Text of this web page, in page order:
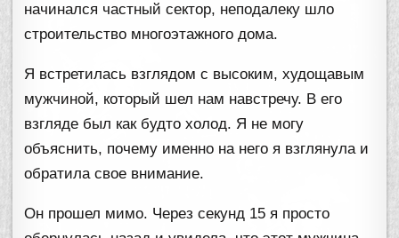
начинался частный сектор, неподалеку шло
строительство многоэтажного дома.
Я встретилась взглядом с высоким, худощавым
мужчиной, который шел нам навстречу. В его
взгляде был как будто холод. Я не могу
объяснить, почему именно на него я взглянула и
обратила свое внимание.
Он прошел мимо. Через секунд 15 я просто